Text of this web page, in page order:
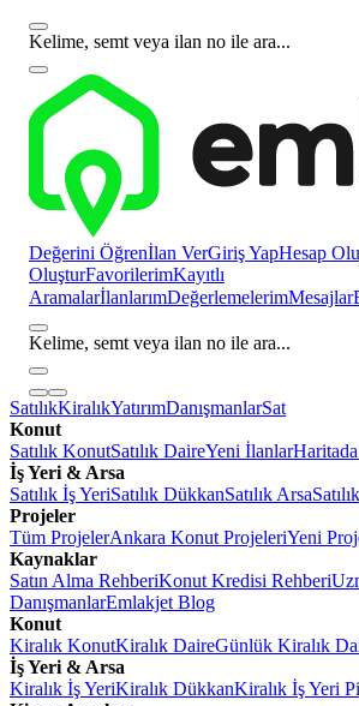
Kelime, semt veya ilan no ile ara...
Değerini Öğrenİlan VerGiriş YapHesap
OluşturFavorilerimKayıtlı
AramalarİlanlarımDeğerlemelerimMesajlar
Kelime, semt veya ilan no ile ara...
SatılıkKiralıkYatırımDanışmanlarSat
Konut
Satılık KonutSatılık DaireYeni İlanlar
İş Yeri & Arsa
Satılık İş YeriSatılık DükkanSatılık Arsa
Projeler
Tüm ProjelerAnkara Konut ProjeleriYeni
Kaynaklar
Satın Alma RehberiKonut Kredisi Rehberi
DanışmanlarEmlakjet Blog
Konut
Kiralık KonutKiralık DaireGünlük Kiralık
İş Yeri & Arsa
Kiralık İş YeriKiralık DükkanKiralık İş Yeri